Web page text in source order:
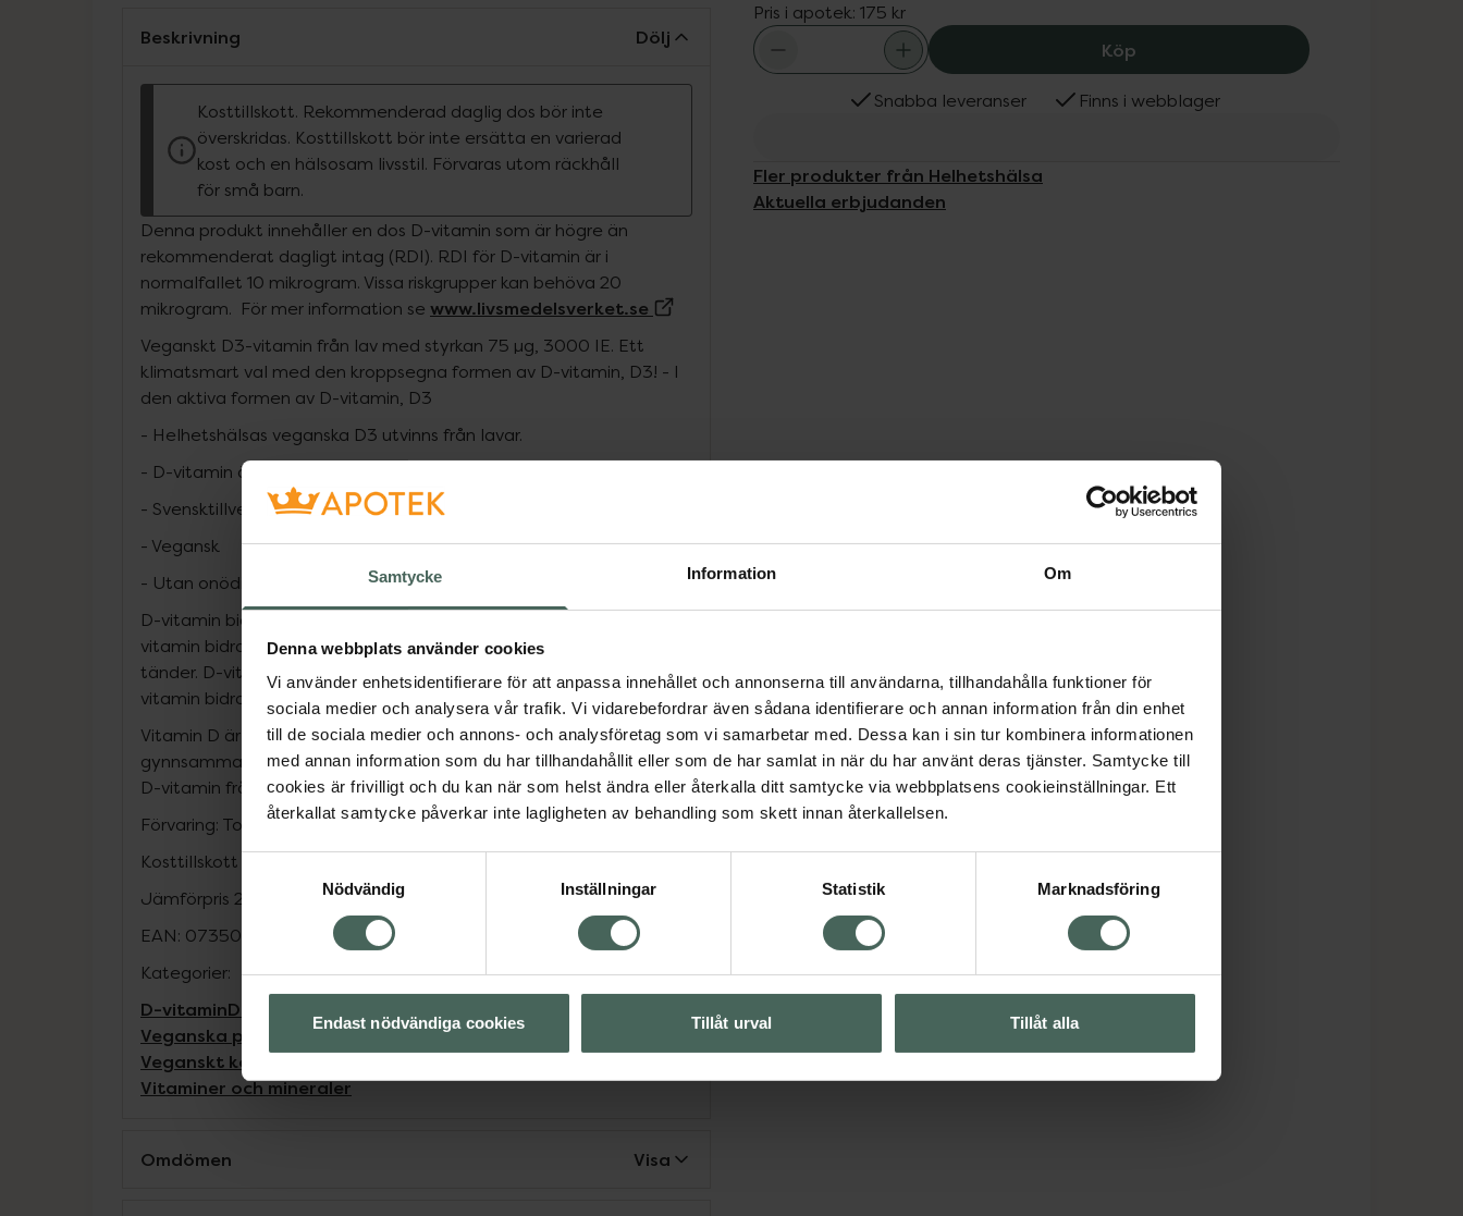
Samtycke Information Om
Denna webbplats använder cookies
Vi använder enhetsidentifierare för att anpassa innehållet och annonserna till användarna, tillhandahålla funktioner för
sociala medier och analysera vår trafik. Vi vidarebefordrar även sådana identifierare och annan information från din enhet
till de sociala medier och annons- och analysföretag som vi samarbetar med. Dessa kan i sin tur kombinera informationen
med annan information som du har tillhandahållit eller som de har samlat in när du har använt deras tjänster. Samtycke till
cookies är frivilligt och du kan när som helst ändra eller återkalla ditt samtycke via webbplatsens cookieinställningar. Ett
återkallat samtycke påverkar inte lagligheten av behandling som skett innan återkallelsen.
Nödvändig
Inställningar Statistik Marknadsföring
Endast nödvändiga cookies Tillåt urval Tillåt alla
Pris i apotek: 175 kr
Köp Helhetshälsa D3-vitamin vegan från
Snabba leveranser Finns i webblager
Fler produkter från Helhetshälsa
Aktuella erbjudanden
Beskrivning Dölj
Kosttillskott. Rekommenderad daglig dos bör inte
överskridas. Kosttillskott bör inte ersätta en varierad
kost och en hälsosam livsstil. Förvaras utom räckhåll
för små barn.
Denna produkt innehåller en dos D-vitamin som är högre än
rekommenderat dagligt intag (RDI). RDI för D-vitamin är i
normalfallet 10 mikrogram. Vissa riskgrupper kan behöva 20
mikrogram. För mer information se www.livsmedelsverket.se
Veganskt D3-vitamin från lav med styrkan 75 µg, 3000 IE. Ett
klimatsmart val med den kroppsegna formen av D-vitamin, D3! - I
den aktiva formen av D-vitamin, D3
- Helhetshälsas veganska D3 utvinns från lavar.
- D-vitamin är fettlösligt. Ta det till mat för bästa upptag.
- Svensktillverkad
- Vegansk
- Utan onödiga tillsatser
D-vitamin bidrar till att immunsystemet fungerar normalt. D-
vitamin bidrar till att bibehålla normal benstomme och normala
tänder. D-vitamin bidrar till att bibehålla normal muskelfunktion. D-
vitamin bidrar till normala kalciumnivåer i blodet.
Vitamin D är bra för balans och muskelstyrka. För att den
gynnsamma effekten ska uppnås behöver det dagliga intaget av
D-vitamin från alla källor vara 20 mikrogram (800 IE).
Förvaring: Torrt i rumstemperatur och oåtkomligt för små barn.
Kosttillskott ersätter inte en varierad kost och en hälsosam livsstil.
Jämförpris 2,12 kr
EAN: 07350026472590
Kategorier:
D-vitaminD-vitamin
Veganska produkterVeganskt kosttillskott
Veganskt kosttillskott
Vitaminer och mineraler
Omdömen Visa